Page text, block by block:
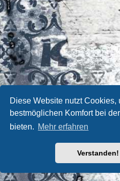
Diese Website nutzt Cookies,
bestmöglichen Komfort bei
bieten. Mehr erfahren
Verstanden!